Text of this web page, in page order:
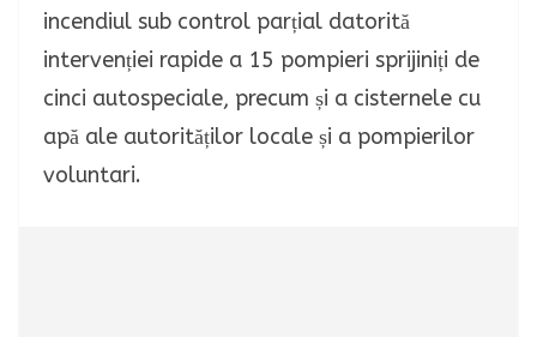
incendiul sub control parțial datorită
intervenției rapide a 15 pompieri sprijiniți de
cinci autospeciale, precum și a cisternele cu
apă ale autorităților locale și a pompierilor
voluntari.